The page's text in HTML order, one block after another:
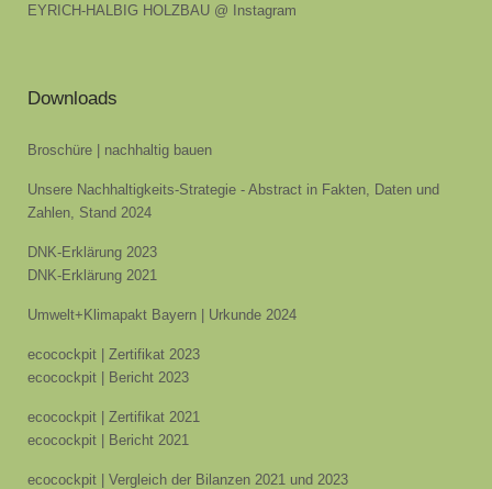
EYRICH-HALBIG HOLZBAU @ Instagram
Downloads
Broschüre | nachhaltig bauen
Unsere Nachhaltigkeits-Strategie - Abstract in Fakten, Daten und
Zahlen, Stand 2024
DNK-Erklärung 2023
DNK-Erklärung 2021
Umwelt+Klimapakt Bayern | Urkunde 2024
ecocockpit | Zertifikat 2023
ecocockpit | Bericht 2023
ecocockpit | Zertifikat 2021
ecocockpit | Bericht 2021
ecocockpit | Vergleich der Bilanzen 2021 und 2023